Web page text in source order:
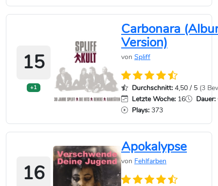
15
+1
Carbonara
Version)
von Spliff
Durchschnitt: 4,50 / 5 (3
Letzte Woche: 16 Dauer:
Plays: 373
16
Apokalypse
von Fehlfarben